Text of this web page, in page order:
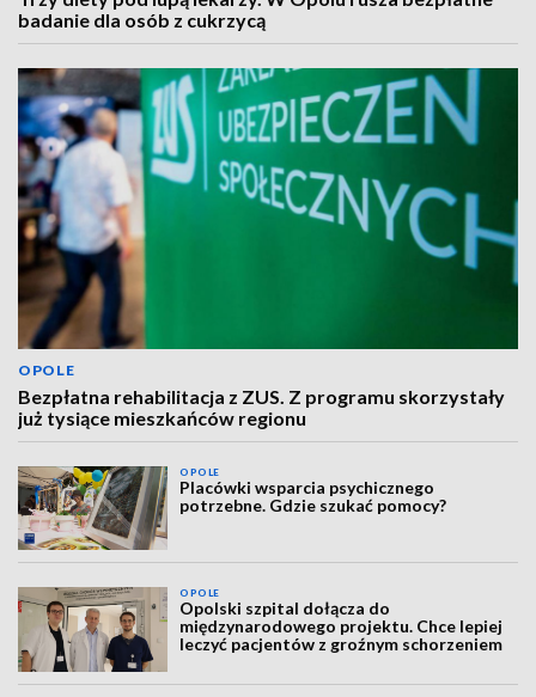
badanie dla osób z cukrzycą
OPOLE
Bezpłatna rehabilitacja z ZUS. Z programu skorzystały
już tysiące mieszkańców regionu
OPOLE
Placówki wsparcia psychicznego
potrzebne. Gdzie szukać pomocy?
OPOLE
Opolski szpital dołącza do
międzynarodowego projektu. Chce lepiej
leczyć pacjentów z groźnym schorzeniem